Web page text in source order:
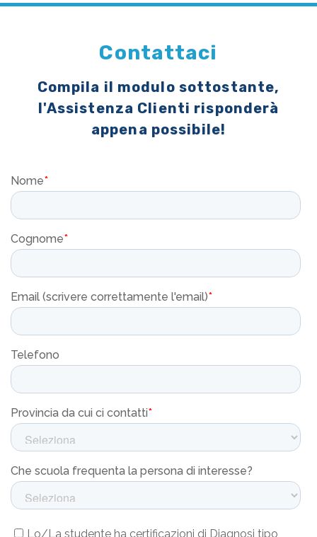
Contattaci
Compila il modulo sottostante,
l'Assistenza Clienti risponderà
appena possibile!